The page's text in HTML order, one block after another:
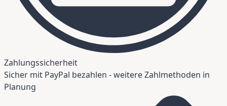
Zahlungssicherheit
Sicher mit PayPal bezahlen - weitere Zahlmethoden in
Planung